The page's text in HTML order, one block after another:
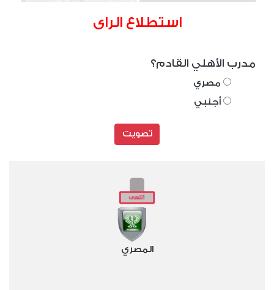
استطلاع الراى
مدرب الأهلي القادم؟
مصري
أجنبي
تصويت
المصري